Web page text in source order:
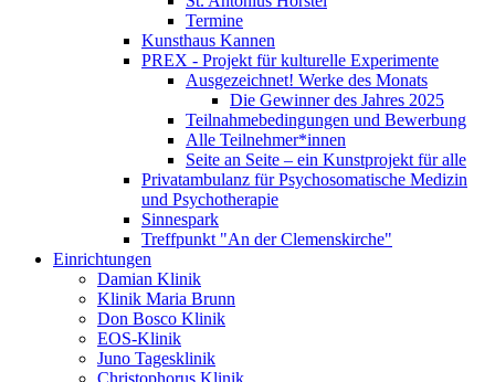
Termine
Kunsthaus Kannen
PREX - Projekt für kulturelle Experimente
Ausgezeichnet! Werke des Monats
Die Gewinner des Jahres 2025
Teilnahmebedingungen und Bewerbung
Alle Teilnehmer*innen
Seite an Seite – ein Kunstprojekt für alle
Privatambulanz für Psychosomatische Medizin
und Psychotherapie
Sinnespark
Treffpunkt "An der Clemenskirche"
Einrichtungen
Damian Klinik
Klinik Maria Brunn
Don Bosco Klinik
EOS-Klinik
Juno Tagesklinik
Christophorus Klinik